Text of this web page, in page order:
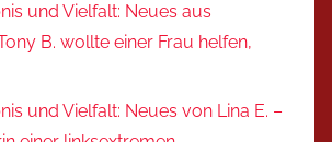
und Vielfalt: Neues aus
B. wollte einer Frau helfen,
und Vielfalt: Neues von Lina E. –